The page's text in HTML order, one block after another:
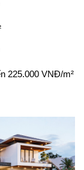
225.000 VNĐ/m²